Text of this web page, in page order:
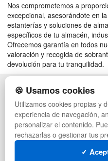
Nos comprometemos a
excepcional, asesorándote en
estanterías y soluciones de
específicos de tu almacén,
Ofrecemos garantía en todos
valoración y recogida de
devolución para tu tranquilidad.
POLÍTICA DE PRIVACIDAD
CONDICIONES DE USO
CAMBIOS Y DEVOLUCIONES
CONTACTO
QUIENES SOMOS
MAPA WEB
PREGUNTAS FRECUENTES
🍪 Usamos cookies
Utilizamos cookies propias y
experiencia de navegación,
personalizar el contenido.
rechazarlas o gestionar tus
✓